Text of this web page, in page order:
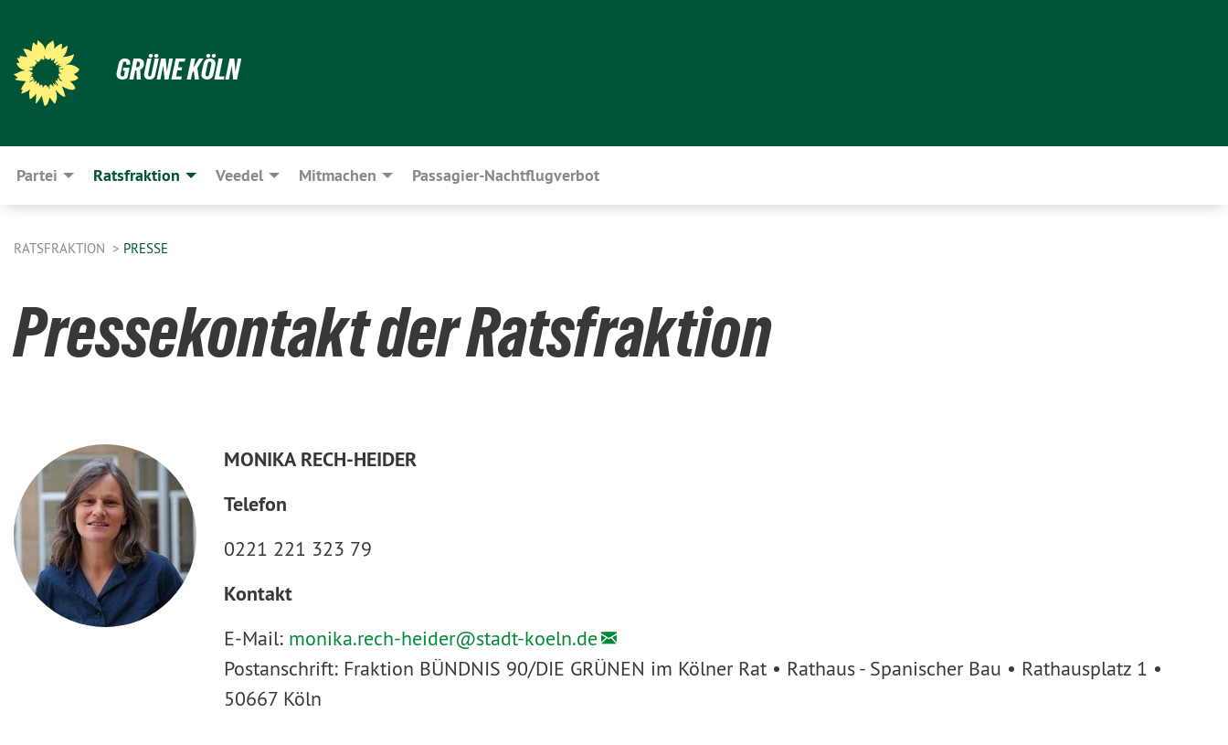
GRÜNE KÖLN
Partei Ratsfraktion Veedel Mitmachen Passagier-Nachtflugverbot
RATSFRAKTION PRESSE
Pressekontakt der Ratsfraktion
MONIKA RECH-HEIDER
Telefon
0221 221 323 79
Kontakt
E-Mail: monika.rech-heider@stadt-koeln.de
Postanschrift: Fraktion BÜNDNIS 90/DIE GRÜNEN im Kölner Rat • Rathaus - Spanischer Bau • Rathausplatz 1 •
50667 Köln